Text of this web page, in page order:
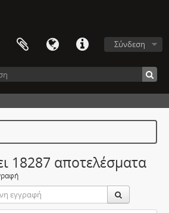
Σύνδεση
18287 αποτελέσματα